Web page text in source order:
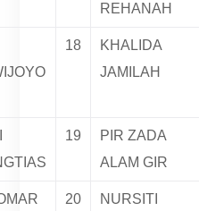
REHANAH
18
KHALIDA
JAMILAH
19
PIR ZADA
ALAM GIR
20
NURSITI